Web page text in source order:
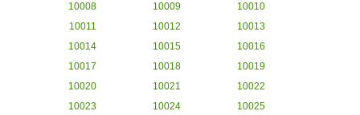
10008
10009
10010
10011
10012
10013
10014
10015
10016
10017
10018
10019
10020
10021
10022
10023
10024
10025